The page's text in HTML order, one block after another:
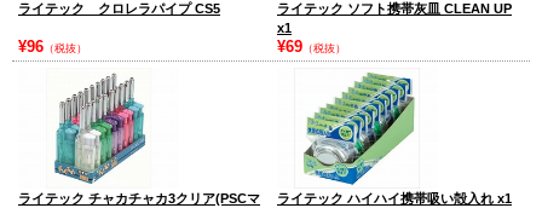
ライテック クロレラパイプ CS5
¥96 （税抜）
ライテック ソフト携帯灰皿 CLEAN UP
x1
¥69 （税抜）
ライテック チャカチャカ3クリア(PSCマ
ライテック ハイハイ携帯吸い殻入れ x1